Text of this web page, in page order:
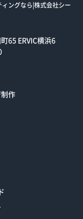
ングなら|株式会社シー
65 ERVIC横浜6
作